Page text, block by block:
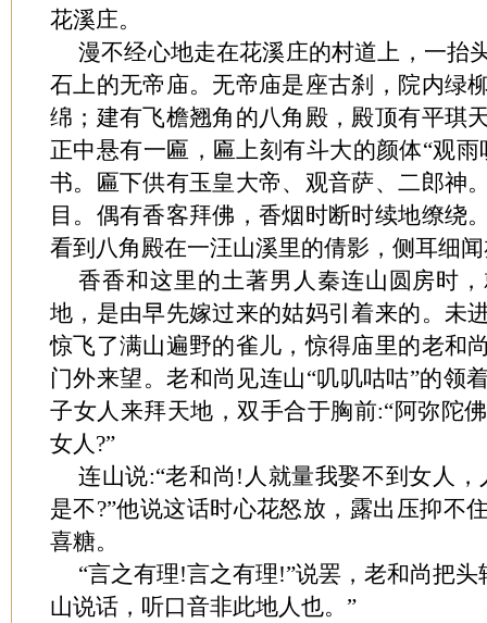
花溪庄。
漫不经心地走在花溪庄的村道上，一抬
石上的无帝庙。无帝庙是座古刹，院内绿
绵；建有飞檐翘角的八角殿，殿顶有平琪
正中悬有一匾，匾上刻有斗大的颜体“观
书。匾下供有玉皇大帝、观音萨、二郎神
目。偶有香客拜佛，香烟时断时续地缭绕
看到八角殿在一汪山溪里的倩影，侧耳细
香香和这里的土著男人秦连山圆房时
地，是由早先嫁过来的姑妈引着来的。未
惊飞了满山遍野的雀儿，惊得庙里的老和
门外来望。老和尚见连山“叽叽咕咕”的领
子女人来拜天地，双手合于胸前:“阿弥陀
女人?”
连山说:“老和尚!人就量我娶不到女人
是不?”他说这话时心花怒放，露出压抑不
喜糖。
“言之有理!言之有理!”说罢，老和尚把
山说话，听口音非此地人也。”